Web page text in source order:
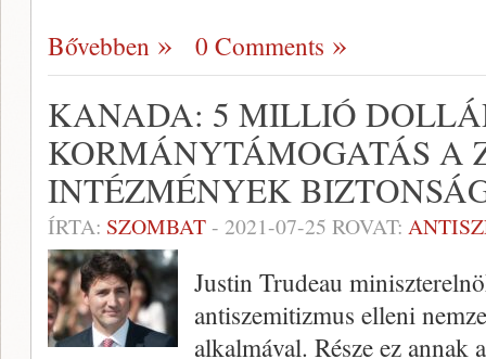
Bővebben 0 Comments
KANADA: 5 MILLIÓ
KORMÁNYTÁMOGATÁS A
INTÉZMÉNYEK
ÍRTA: SZOMBAT- 2021-07-25 ROVAT:
Justin Trudeau
antiszemitizmus elleni
alkalmával. Része ez annak